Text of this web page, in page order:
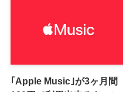
｢Apple Music｣が3ヶ月間